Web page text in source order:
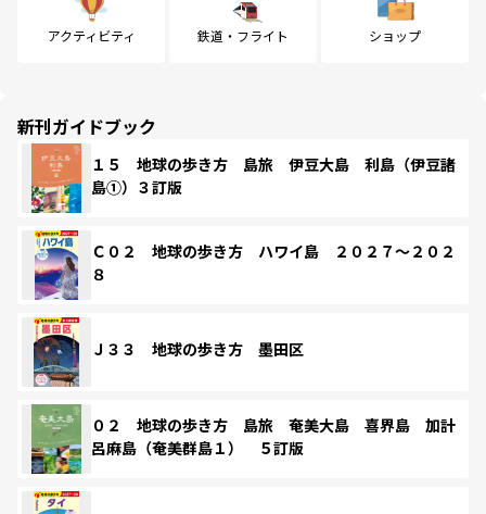
アクティビティ 鉄道・フライト ショップ
新刊ガイドブック
１５ 地球の歩き方 島旅 伊豆大島 利島（伊豆諸
島①）３訂版
Ｃ０２ 地球の歩き方 ハワイ島 ２０２７～２０２
８
Ｊ３３ 地球の歩き方 墨田区
０２ 地球の歩き方 島旅 奄美大島 喜界島 加計
呂麻島（奄美群島１） ５訂版